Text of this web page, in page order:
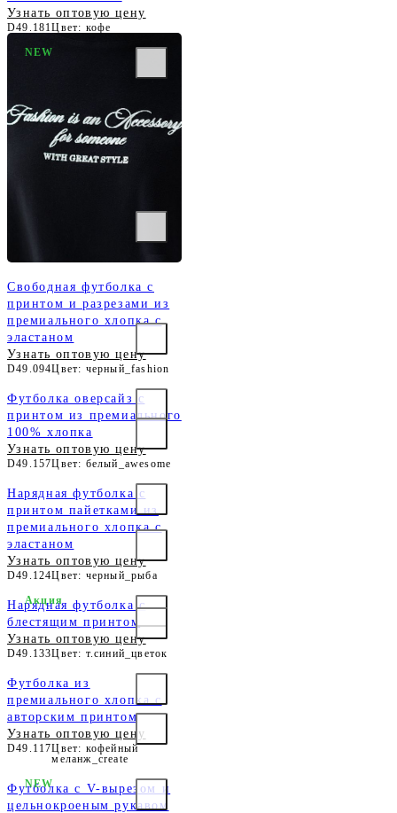
Узнать оптовую цену
D49.181Цвет: кофе
Свободная футболка с
принтом и разрезами из
премиального хлопка с
эластаном
Узнать оптовую цену
D49.094Цвет: черный_fashion
NEW
Футболка оверсайз с
принтом из премиального
100% хлопка
Узнать оптовую цену
D49.157Цвет: белый_awesome
Нарядная футболка с
принтом пайетками из
премиального хлопка с
эластаном
Узнать оптовую цену
D49.124Цвет: черный_рыба
Нарядная футболка с
блестящим принтом
Узнать оптовую цену
D49.133Цвет: т.синий_цветок
Акция
Футболка из
премиального хлопка с
авторским принтом
Узнать оптовую цену
D49.117Цвет: кофейный
меланж_create
Футболка с V-вырезом и
цельнокроеным рукавом
NEW